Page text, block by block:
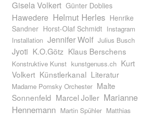
Gisela Volkert Günter Doblies
Hawedere Helmut Herles Henrike
Sandner Horst-Olaf Schmidt Instagram
Installation Jennifer Wolf Julius Busch
Jyoti K.O.Götz Klaus Berschens
Konstruktive Kunst kunstgenuss.ch Kurt
Volkert Künstlerkanal Literatur
Madame Pomsky Orchester Malte
Sonnenfeld Marcel Joller Marianne
Hennemann Martin Spühler Matthias